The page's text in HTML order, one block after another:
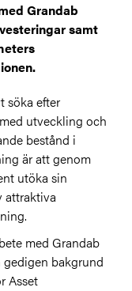
Grandab
samt
söka efter
utveckling och
bestånd i
är att genom
utöka sin
attraktiva
med Grandab
gedigen bakgrund
Asset